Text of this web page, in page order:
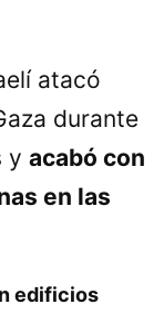
atacó
durante
y acabó con
en las
edificios